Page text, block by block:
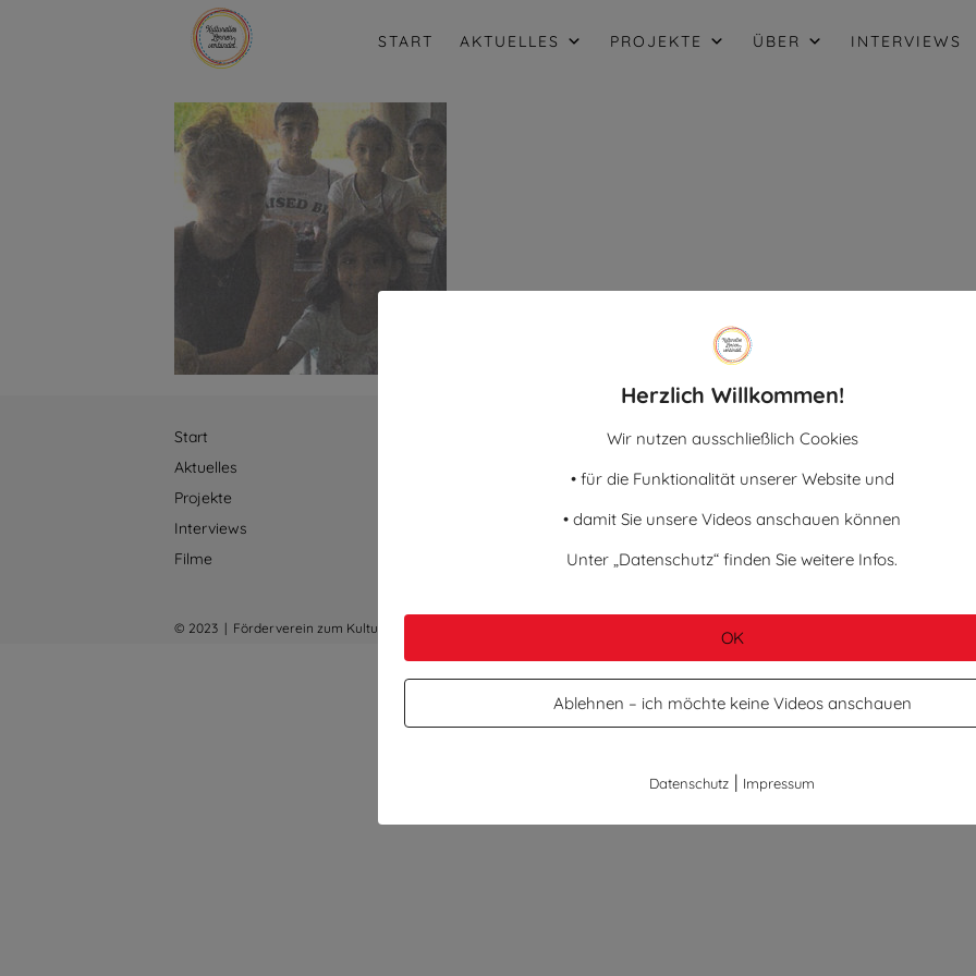
START AKTUELLES PROJEKTE ÜBER INTERVIEWS
Start
Aktuelles
Projekte
Interviews
Filme
Folgen Sie uns!
© 2023 | Förderverein zum Kulturellen Lernen e.V.
Herzlich Willkommen!
Wir nutzen ausschließlich Cookies
• für die Funktionalität unserer Website und
• damit Sie unsere Videos anschauen können
Unter „Datenschutz“ finden Sie weitere Infos.
OK
Ablehnen – ich möchte keine Videos anschauen
Datenschutz | Impressum